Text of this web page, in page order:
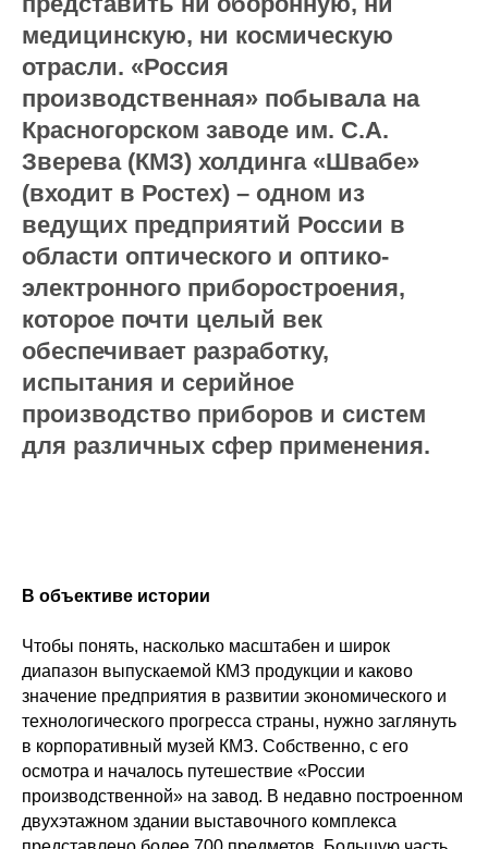
медицинскую, ни космическую
отрасли. «Россия
производственная» побывала на
Красногорском заводе им. С.А.
Зверева (КМЗ) холдинга «Швабе»
(входит в Ростех) – одном из
ведущих предприятий России в
области оптического и оптико-
электронного приборостроения,
которое почти целый век
обеспечивает разработку,
испытания и серийное
производство приборов и систем
для различных сфер применения.
В объективе истории
Чтобы понять, насколько масштабен и широк
диапазон выпускаемой КМЗ продукции и каково
значение предприятия в развитии экономического и
технологического прогресса страны, нужно заглянуть
в корпоративный музей КМЗ. Собственно, с его
осмотра и началось путешествие «России
производственной» на завод. В недавно построенном
двухэтажном здании выставочного комплекса